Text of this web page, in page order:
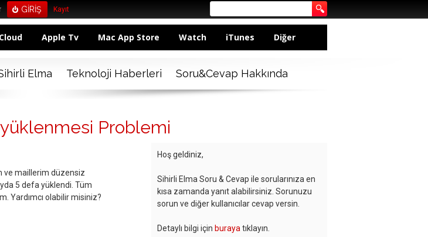
Kayıt
Apple Tv Mac App Store Watch iTunes Diğer
Elma Teknoloji Haberleri Soru&Cevap Hakkında
Problemi
ve maillerim düzensiz
5 defa yüklendi. Tüm
Yardımcı olabilir misiniz?
Hoş geldiniz,
Sihirli Elma Soru & Cevap ile sorularınıza en
kısa zamanda yanıt alabilirsiniz. Sorunuzu
sorun ve diğer kullanıcılar cevap versin.
Detaylı bilgi için buraya tıklayın.